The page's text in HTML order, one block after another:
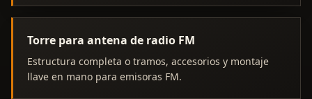
Torre para antena de radio FM
Estructura completa o tramos, accesorios y montaje
llave en mano para emisoras FM.